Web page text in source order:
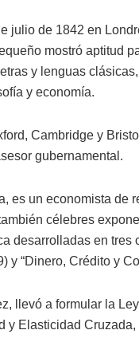
julio de 1842 en
mostró aptitud
y lenguas
y economía.
Cambridge y
gubernamental.
es un economista de
célebres
desarrolladas en tres
y “Dinero, Crédito y
llevó a formular la
Elasticidad